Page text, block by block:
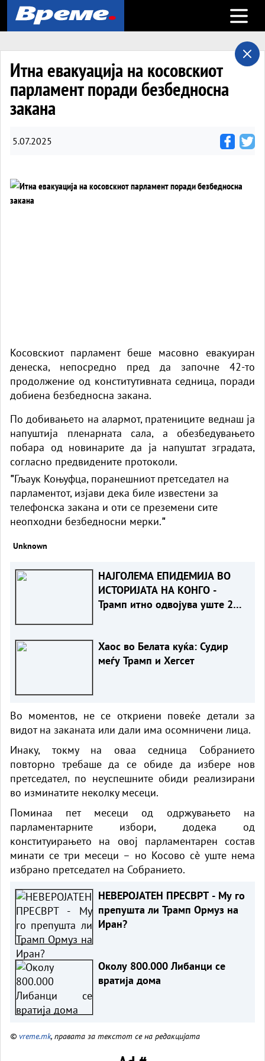
Open
Итна евакуација на косовскиот
парламент поради безбедносна
закана
5.07.2025
Косовскиот парламент беше масовно евакуиран
денеска, непосредно пред да започне 42-то
продолжение од конститутивната седница, поради
добиена безбедносна закана.
По добивањето на алармот, пратениците веднаш ја
напуштија пленарната сала, а обезбедувањето
побара од новинарите да ја напуштат зградата,
согласно предвидените протоколи.
"Гљаук Коњуфца, поранешниот претседател на
парламентот, изјави дека биле известени за
телефонска закана и оти се преземени сите
неопходни безбедносни мерки."
Unknown
НАЈГОЛЕМА ЕПИДЕМИЈА ВО
ИСТОРИЈАТА НА КОНГО -
Трамп итно одвојува уште 242
Хаос во Белата куќа: Судир
меѓу Трамп и Хегсет
Во моментов, не се откриени повеќе детали за
видот на заканата или дали има осомничени лица.
Инаку, токму на оваа седница Собранието
повторно требаше да се обиде да избере нов
претседател, по неуспешните обиди реализирани
во изминатите неколку месеци.
Поминаа пет месеци од одржувањето на
парламентарните избори, додека од
конституирањето на овој парламентарен состав
минати се три месеци – но Косово сè уште нема
избрано претседател на Собранието.
НЕВЕРОЈАТЕН ПРЕСВРТ - Му го
препушта ли Трамп Ормуз на
Иран?
Околу 800.000 Либанци се
вратија дома
© vreme.mk, правата за текстот се на редакцијата